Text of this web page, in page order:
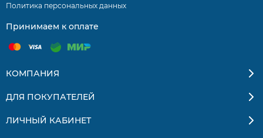
Политика персональных данных
Принимаем к оплате
КОМПАНИЯ
ДЛЯ ПОКУПАТЕЛЕЙ
ЛИЧНЫЙ КАБИНЕТ